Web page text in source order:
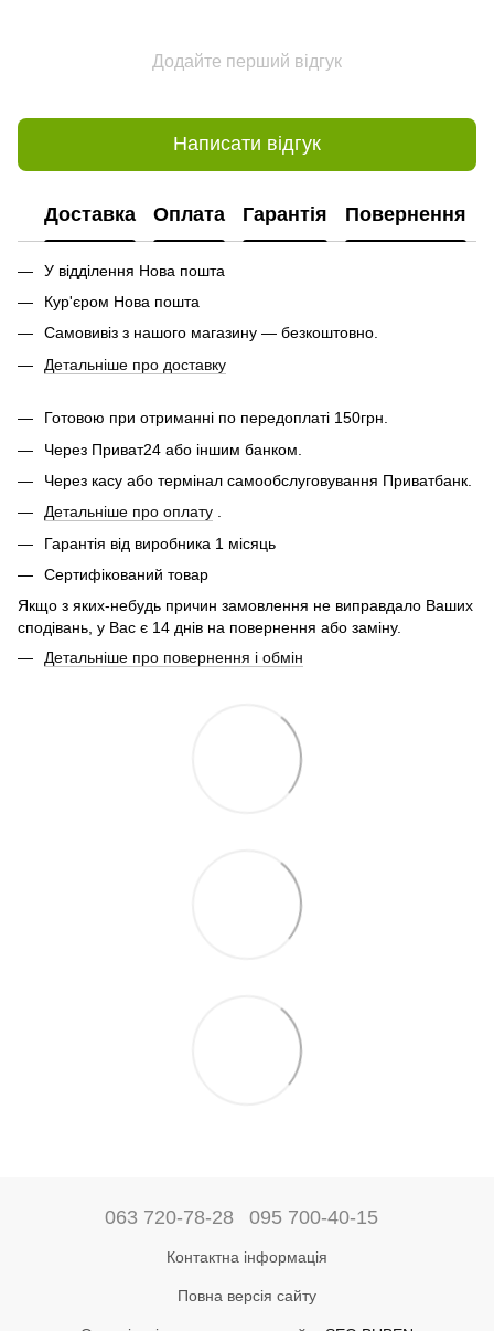
Додайте перший відгук
Написати відгук
Доставка Оплата Гарантія Повернення
У відділення Нова пошта
Кур'єром Нова пошта
Самовивіз з нашого магазину — безкоштовно.
Детальніше про доставку
Готовою при отриманні по передоплаті 150грн.
Через Приват24 або іншим банком.
Через касу або термінал самообслуговування Приватбанк.
Детальніше про оплату .
Гарантія від виробника 1 місяць
Сертифікований товар
Якщо з яких-небудь причин замовлення не виправдало Ваших
сподівань, у Вас є 14 днів на повернення або заміну.
Детальніше про повернення і обмін
063 720-78-28 095 700-40-15
Контактна інформація
Повна версія сайту